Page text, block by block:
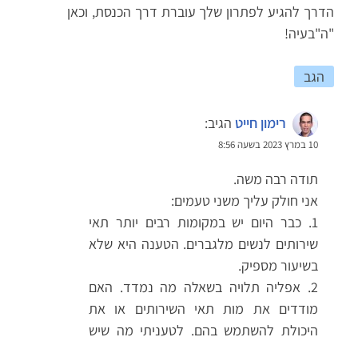
הדרך להגיע לפתרון שלך עוברת דרך הכנסת, וכאן
"ה"בעיה!
רימון חייט הגיב:
תודה רבה משה.
אני חולק עליך משני טעמים:
1. כבר היום יש במקומות רבים יותר תאי
שירותים לנשים מלגברים. הטענה היא שלא
בשיעור מספיק.
2. אפליה תלויה בשאלה מה נמדד. האם
מודדים את מות תאי השירותים או את
היכולת להשתמש בהם. לטעניתי מה שיש